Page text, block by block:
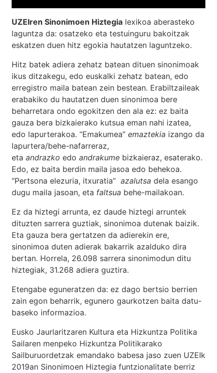
UZEIren Sinonimoen Hiztegia lexikoa aberasteko
laguntza da: osatzeko eta testuinguru bakoitzak
eskatzen duen hitz egokia hautatzen laguntzeko.
Hitz batek adiera zehatz batean dituen sinonimoak
ikus ditzakegu, edo euskalki zehatz batean, edo
erregistro maila batean zein bestean. Erabiltzaileak
erabakiko du hautatzen duen sinonimoa bere
beharretara ondo egokitzen den ala ez: ez baita
gauza bera bizkaierako kutsua eman nahi izatea,
edo lapurterakoa. “Emakumea” emaztekia izango da
lapurtera/behe-nafarreraz,
eta andrazko edo andrakume bizkaieraz, esaterako.
Edo, ez baita berdin maila jasoa edo behekoa.
“Pertsona elezuria, itxuratia” azalutsa dela esango
dugu maila jasoan, eta faltsua behe-mailakoan.
Ez da hiztegi arrunta, ez daude hiztegi arruntek
dituzten sarrera guztiak, sinonimoa dutenak baizik.
Eta gauza bera gertatzen da adierekin ere,
sinonimoa duten adierak bakarrik azalduko dira
bertan. Horrela, 26.098 sarrera sinonimodun ditu
hiztegiak, 31.268 adiera guztira.
Etengabe eguneratzen da: ez dago bertsio berrien
zain egon beharrik, egunero gaurkotzen baita datu-
baseko informazioa.
Eusko Jaurlaritzaren Kultura eta Hizkuntza Politika
Sailaren menpeko Hizkuntza Politikarako
Sailburuordetzak emandako babesa jaso zuen UZEIk
2019an Sinonimoen Hiztegia funtzionalitate berriz